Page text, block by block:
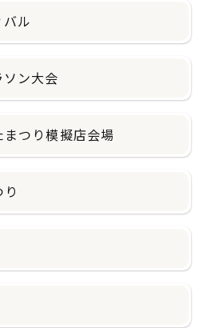
ル
ン大会
つり模擬店会場